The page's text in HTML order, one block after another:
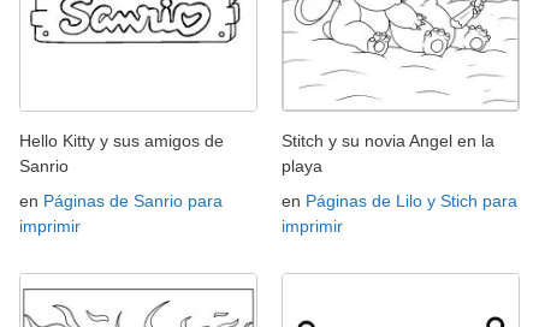
Hello Kitty y sus amigos de
Sanrio
en Páginas de Sanrio para
imprimir
Stitch y su novia Angel en la
playa
en Páginas de Lilo y Stich para
imprimir